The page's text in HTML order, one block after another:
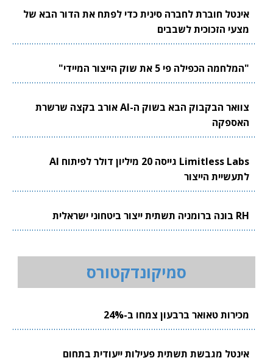
אינטל חוברת לחברה סינית כדי לפתח את הדור הבא של
מצעי הזכוכית לשבבים
"המלחמה הכפילה פי 5 את שוק הייצור המיידי"
צוואר הבקבוק הבא בשוק ה-AI אורב בקצה שרשרת
האספקה
Limitless Labs גייסה 20 מיליון דולר לפיתוח AI
לתעשיית הייצור
RH בונה ברומניה תשתית ייצור ביטחוני ישראלית
סמיקונדקטורס
מכירות טאואר ברבעון צמחו ב-24%
אינטל מגבשת תשתית פעילות ייעודית בתחום